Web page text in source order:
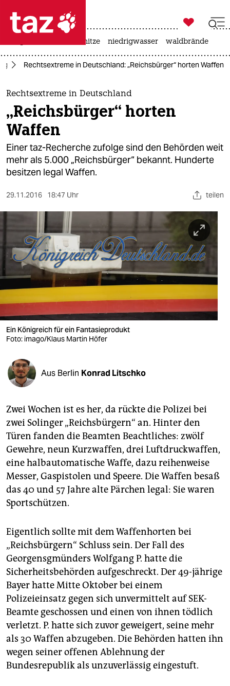
 taz zahl ich
taz zahl ich
themen
politik
öko
gesellschaft
sport
berlin
nord
wahrheit
verlag
verlag
veranstaltungen
shop
fragen & hilfe
unterstützen
abo
genossenschaft
epaper login

taz zahl ich
hitze niedrigwasser waldbrände
Rechtsextreme in Deutschland: „Reichsbürger“ horten Waffen
Rechtsextreme in Deutschland
„Reichsbürger“ horten
Waffen
Einer taz-Recherche zufolge sind den Behörden weit
mehr als 5.000 „Reichsbürger“ bekannt. Hunderte
besitzen legal Waffen.
29.11.2016 18:47 Uhr teilen
Ein Königreich für ein Fantasieprodukt
Foto: imago/Klaus Martin Höfer
Aus Berlin Konrad Litschko
Zwei Wochen ist es her, da rückte die Polizei bei
zwei Solinger „Reichsbürgern“ an. Hinter den
Türen fanden die Beamten Beachtliches: zwölf
Gewehre, neun Kurzwaffen, drei Luftdruckwaffen,
eine halbautomatische Waffe, dazu reihenweise
Messer, Gaspistolen und Speere. Die Waffen besaß
das 40 und 57 Jahre alte Pärchen legal: Sie waren
Sportschützen.
Eigentlich sollte mit dem Waffenhorten bei
„Reichsbürgern“ Schluss sein. Der Fall des
Georgensgmünders Wolfgang P. hatte die
Sicherheitsbehörden aufgeschreckt. Der 49-jährige
Bayer hatte Mitte Oktober bei einem
Polizeieinsatz gegen sich unvermittelt auf SEK-
Beamte geschossen und einen von ihnen tödlich
verletzt. P. hatte sich zuvor geweigert, seine mehr
als 30 Waffen abzugeben. Die Behörden hatten ihn
wegen seiner offenen Ablehnung der
Bundesrepublik als unzuverlässig eingestuft.